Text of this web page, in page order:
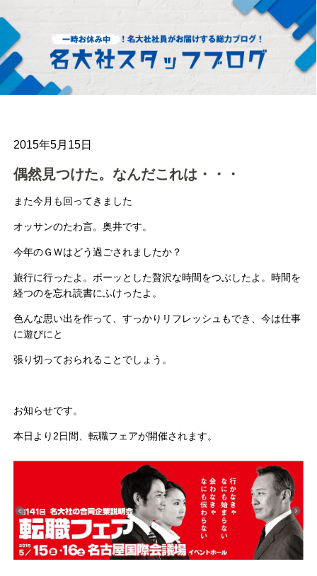
2015年5月15日
偶然見つけた。なんだこれは・・・
また今月も回ってきました
オッサンのたわ言。奥井です。
今年のＧＷはどう過ごされましたか？
旅行に行ったよ。ボーッとした贅沢な時間をつぶしたよ。時間を
経つのを忘れ読書にふけったよ。
色んな思い出を作って、すっかりリフレッシュもでき、今は仕事
に遊びにと
張り切っておられることでしょう。
お知らせです。
本日より2日間、転職フェアが開催されます。